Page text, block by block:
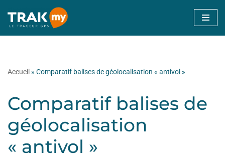
Aller
Accueil » Comparatif balises de géolocalisation « antivol »
Comparatif balises de
géolocalisation
« antivol »